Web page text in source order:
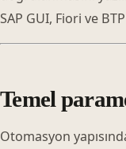
SAP GUI, Fiori ve
Temel
Otomasyon